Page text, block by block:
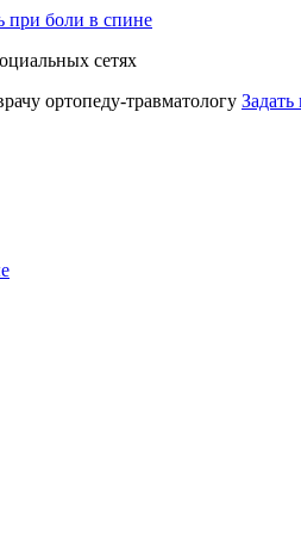
при боли в спине
сетях
ортопеду-травматологу Задать